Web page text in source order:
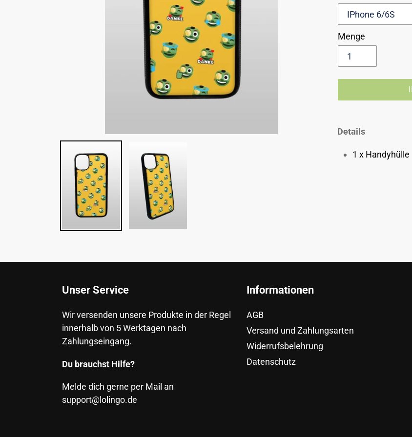
Menge
wird
Warenkorb
Details
1 x Handyhülle
Unser Service
Wir versenden unsere Produkte in der Regel
innerhalb von 5 Werktagen nach
Zahlungseingang.
Du brauchst Hilfe?
Melde dich gerne per Mail an
support@lolingo.de
Informationen
AGB
Versand und Zahlungsarten
Widerrufsbelehrung
Datenschutz